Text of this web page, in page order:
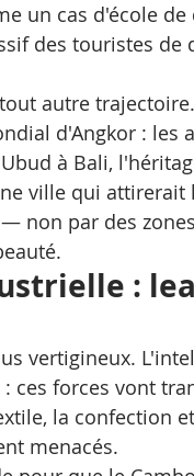
un cas d'école
des touristes de
autre
d'Angkor : les
à Bali,
ville qui attirerait
non par des
:
vertigineux.
ces forces vont
la confection
menacés.